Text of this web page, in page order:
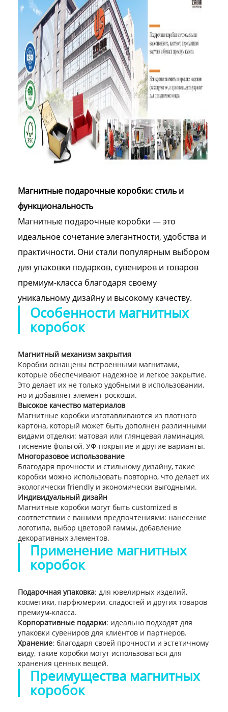
Магнитные подарочные коробки: стиль и
функциональность
Магнитные подарочные коробки — это
идеальное сочетание элегантности, удобства и
практичности. Они стали популярным выбором
для упаковки подарков, сувениров и товаров
премиум-класса благодаря своему
уникальному дизайну и высокому качеству.
Особенности магнитных
коробок
Магнитный механизм закрытия
Коробки оснащены встроенными магнитами,
которые обеспечивают надежное и легкое закрытие.
Это делает их не только удобными в использовании,
но и добавляет элемент роскоши.
Высокое качество материалов
Магнитные коробки изготавливаются из плотного
картона, который может быть дополнен различными
видами отделки: матовая или глянцевая ламинация,
тиснение фольгой, УФ-покрытие и другие варианты.
Многоразовое использование
Благодаря прочности и стильному дизайну, такие
коробки можно использовать повторно, что делает их
экологически friendly и экономически выгодными.
Индивидуальный дизайн
Магнитные коробки могут быть customized в
соответствии с вашими предпочтениями: нанесение
логотипа, выбор цветовой гаммы, добавление
декоративных элементов.
Применение магнитных
коробок
Подарочная упаковка: для ювелирных изделий,
косметики, парфюмерии, сладостей и других товаров
премиум-класса.
Корпоративные подарки: идеально подходят для
упаковки сувениров для клиентов и партнеров.
Хранение: благодаря своей прочности и эстетичному
виду, такие коробки могут использоваться для
хранения ценных вещей.
Преимущества магнитных
коробок